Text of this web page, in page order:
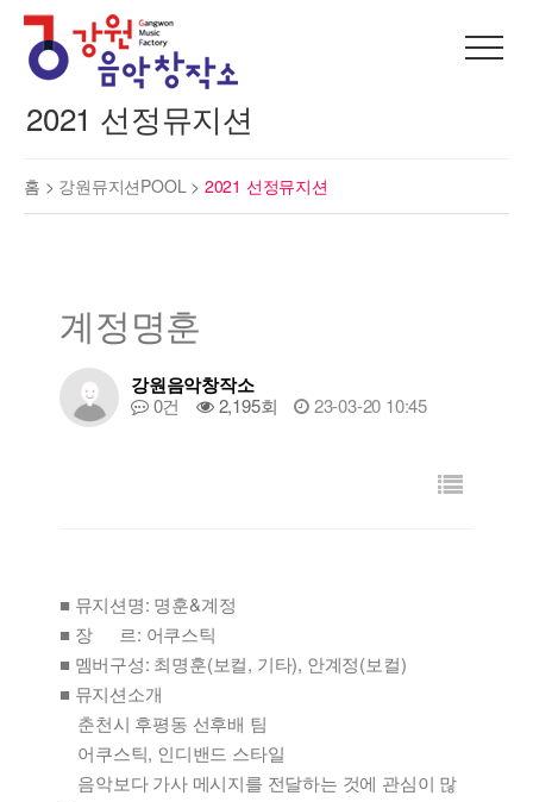
2021 선정뮤지션
홈 > 강원뮤지션POOL > 2021 선정뮤지션
계정명훈
강원음악창작소
0건 2,195회 23-03-20 10:45
■ 뮤지션명: 명훈&계정
■ 장 르: 어쿠스틱
■ 멤버구성: 최명훈(보컬, 기타), 안계정(보컬)
■ 뮤지션소개
춘천시 후평동 선후배 팀
어쿠스틱, 인디밴드 스타일
음악보다 가사 메시지를 전달하는 것에 관심이 많